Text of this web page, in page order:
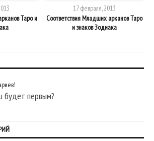
Таро и
17 февраля, 2013
Соответствия Младших арканов Таро
и знаков Зодиака
первым?